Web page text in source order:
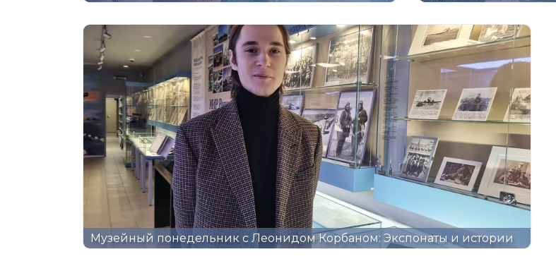
Музейный понедельник с Леонидом Корбаном: Экспонаты и истории